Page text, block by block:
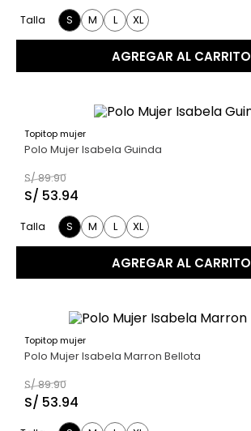
Talla S M L XL
AGREGAR AL CARRITO
40 %
Topitop mujer
Polo Mujer Isabela Guinda
S/89.90
S/ 53.94
Talla S M L XL
AGREGAR AL CARRITO
40 %
Topitop mujer
Polo Mujer Isabela Marron Bellota
S/89.90
S/ 53.94